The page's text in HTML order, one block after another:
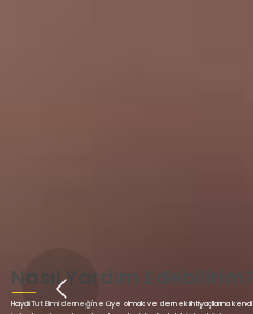
Nasıl Yardım Edebilirim?
Haydi Tut Elimi derneği'ne üye olmak ve dernek ihtiyaçlarına kendi